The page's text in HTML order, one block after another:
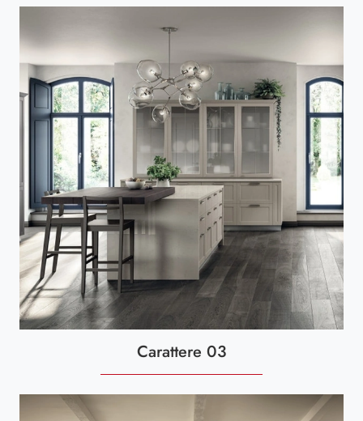
Carattere 03